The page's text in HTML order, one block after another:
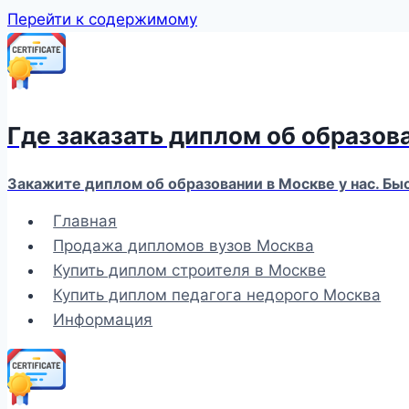
Перейти к содержимому
Где заказать диплом об
Закажите диплом об образовании в Москве у нас.
Главная
Продажа дипломов вузов Москва
Купить диплом строителя в Москве
Купить диплом педагога недорого Москва
Информация